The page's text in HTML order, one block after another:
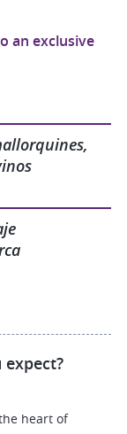
an exclusive
elegant red
heart of